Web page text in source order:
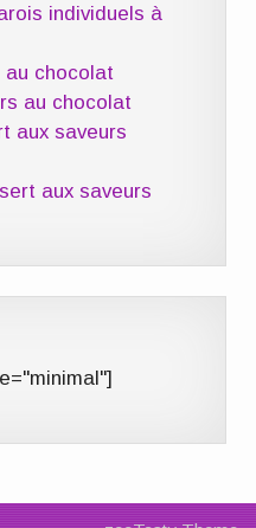
individuels à
au chocolat
au chocolat
aux saveurs
aux saveurs